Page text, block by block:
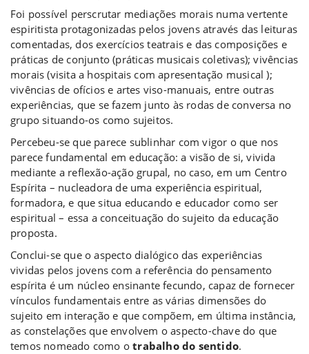
Foi possível perscrutar mediações morais numa vertente
espiritista protagonizadas pelos jovens através das leituras
comentadas, dos exercícios teatrais e das composições e
práticas de conjunto (práticas musicais coletivas); vivências
morais (visita a hospitais com apresentação musical );
vivências de ofícios e artes viso-manuais, entre outras
experiências, que se fazem junto às rodas de conversa no
grupo situando-os como sujeitos.
Percebeu-se que parece sublinhar com vigor o que nos
parece fundamental em educação: a visão de si, vivida
mediante a reflexão-ação grupal, no caso, em um Centro
Espírita – nucleadora de uma experiência espiritual,
formadora, e que situa educando e educador como ser
espiritual – essa a conceituação do sujeito da educação
proposta.
Conclui-se que o aspecto dialógico das experiências
vividas pelos jovens com a referência do pensamento
espírita é um núcleo ensinante fecundo, capaz de fornecer
vínculos fundamentais entre as várias dimensões do
sujeito em interação e que compõem, em última instância,
as constelações que envolvem o aspecto-chave do que
temos nomeado como otrabalho do sentido.